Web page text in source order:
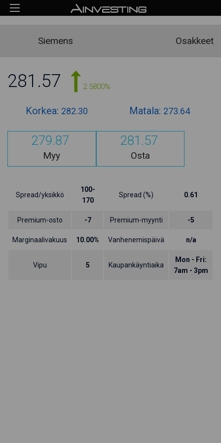
Siemens Osakkeet
281.57 2.5800%
Korkea: 282.30 Matala: 273.64
279.87
Myy
281.57
Osta
Spread/yksikkö
100-
170
Spread (%) 0.61
Premium-osto -7 Premium-myynti -5
Marginaalivakuus 10.00% Vanhenemispäivä n/a
Vipu 5 Kaupankäyntiaika
Mon - Fri:
7am - 3pm